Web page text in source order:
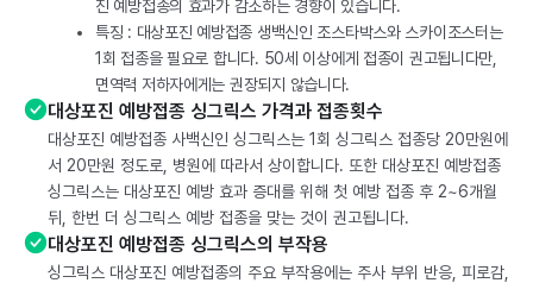
진 예방접종의 효과가 감소하는 경향이 있습니다.
특징 : 대상포진 예방접종 생백신인 조스타박스와 스카이조스터는
1회 접종을 필요로 합니다. 50세 이상에게 접종이 권고됩니다만,
면역력 저하자에게는 권장되지 않습니다.
대상포진 예방접종 싱그릭스 가격과 접종횟수
대상포진 예방접종 사백신인 싱그릭스는 1회 싱그릭스 접종당 20만원에
서 20만원 정도로, 병원에 따라서 상이합니다. 또한 대상포진 예방접종
싱그릭스는 대상포진 예방 효과 증대를 위해 첫 예방 접종 후 2~6개월
뒤, 한번 더 싱그릭스 예방 접종을 맞는 것이 권고됩니다.
대상포진 예방접종 싱그릭스의 부작용
싱그릭스 대상포진 예방접종의 주요 부작용에는 주사 부위 반응, 피로감,